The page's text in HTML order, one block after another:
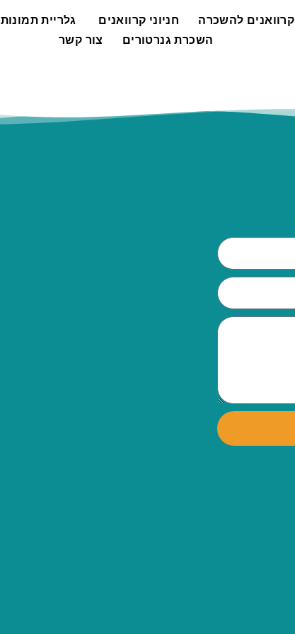
קרוואנים להשכרה חניוני קרוואנים גלריית תמונות
השכרת גנרטורים
צור קשר